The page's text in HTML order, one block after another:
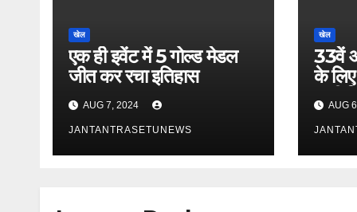
खेल
एक ही इवेंट में 5 गोल्ड मेडल
जीत कर रचा इतिहास
AUG 7, 2024
JANTANTRASETUNEWS
खेल
33वें
के
जारी
AUG